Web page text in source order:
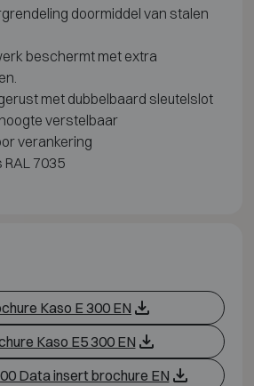
doormiddel van stalen
beschermt met extra
met dubbelbaard sleutelslot
verstelbaar
verankering
RAL 7035
Kaso E 300 EN
Kaso E5 300 EN
Data insert brochure EN